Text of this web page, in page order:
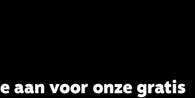
aan voor onze gratis